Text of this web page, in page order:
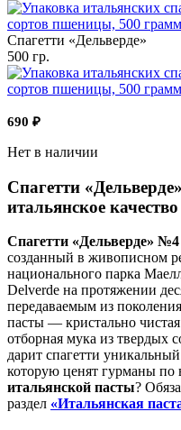
Спагетти «Дельверде»
500 гр.
690 ₽
Нет в наличии
Спагетти
итальянское
Спагетти «Дельверде» №4
созданный в живописном
национального парка
Delverde на протяжении
передаваемым из
пасты — кристально
отборная мука из твердых
дарит спагетти
которую ценят гурманы по
итальянской пасты?
раздел «Итальянская